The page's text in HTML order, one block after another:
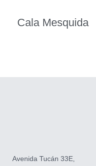
Cala Mesquida
Avenida Tucán 33E,